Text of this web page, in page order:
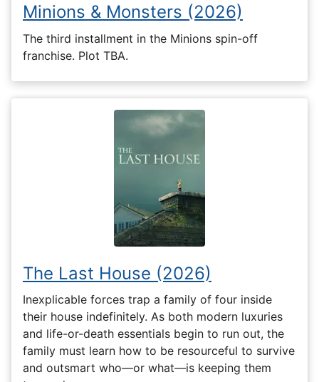
Minions & Monsters (2026)
The third installment in the Minions spin-off
franchise. Plot TBA.
The Last House (2026)
Inexplicable forces trap a family of four inside
their house indefinitely. As both modern luxuries
and life-or-death essentials begin to run out, the
family must learn how to be resourceful to survive
and outsmart who—or what—is keeping them